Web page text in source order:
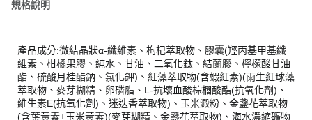
規格說明
產品成分:微結晶狀α-纖維素、枸杞萃取物、膠囊(羥丙基甲基纖
維素、柑橘果膠、純水、甘油、二氧化鈦、結蘭膠、檸檬酸甘油
酯、硫酸月桂酯鈉、氯化鉀)、紅藻萃取物(含蝦紅素)(雨生紅球藻
萃取物、麥芽糊精、卵磷脂、L-抗壞血酸棕櫚酸酯(抗氧化劑)、
維生素E(抗氧化劑)、迷迭香萃取物)、玉米澱粉、金盞花萃取物
(含葉黃素+玉米黃素)(麥芽糊精、金盞花萃取物)、海水濃縮礦物